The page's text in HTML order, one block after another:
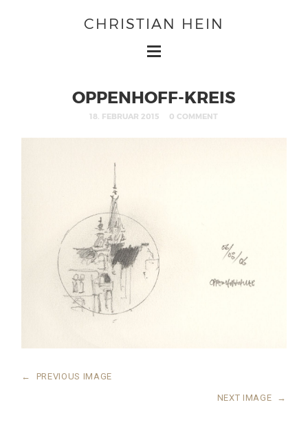
CHRISTIAN HEIN
OPPENHOFF-KREIS
18. FEBRUAR 2015 0 COMMENT
← PREVIOUS IMAGE
NEXT IMAGE →